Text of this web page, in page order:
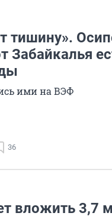
тишину».
Забайкалья
ими на ВЭФ
36
вложить 3,7